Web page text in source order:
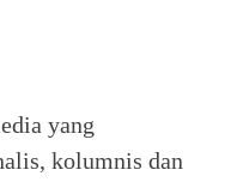
yang
kolumnis dan